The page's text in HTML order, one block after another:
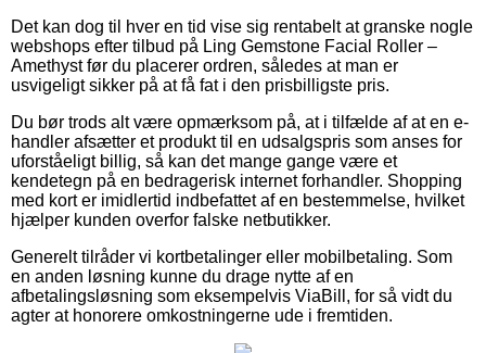
Det kan dog til hver en tid vise sig rentabelt at granske nogle
webshops efter tilbud på Ling Gemstone Facial Roller –
Amethyst før du placerer ordren, således at man er
usvigeligt sikker på at få fat i den prisbilligste pris.
Du bør trods alt være opmærksom på, at i tilfælde af at en e-
handler afsætter et produkt til en udsalgspris som anses for
uforståeligt billig, så kan det mange gange være et
kendetegn på en bedragerisk internet forhandler. Shopping
med kort er imidlertid indbefattet af en bestemmelse, hvilket
hjælper kunden overfor falske netbutikker.
Generelt tilråder vi kortbetalinger eller mobilbetaling. Som
en anden løsning kunne du drage nytte af en
afbetalingsløsning som eksempelvis ViaBill, for så vidt du
agter at honorere omkostningerne ude i fremtiden.